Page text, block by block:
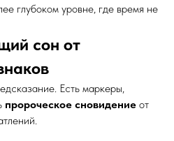
глубоком уровне, где время не
сон от
Есть маркеры,
пророческое сновидение от